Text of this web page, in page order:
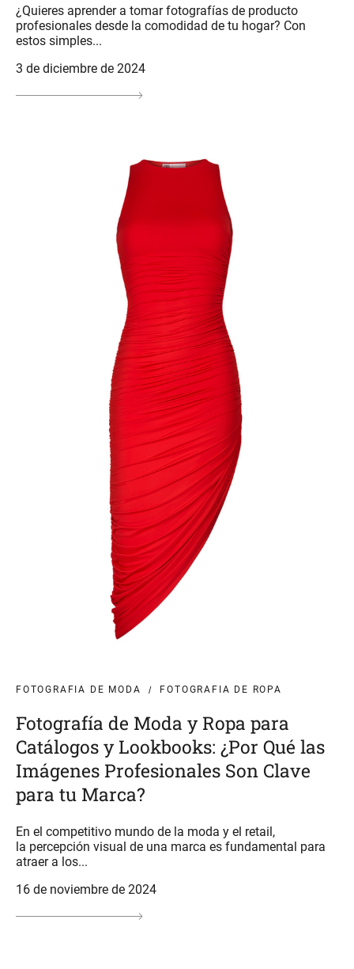
¿Quieres aprender a tomar fotografías de producto
profesionales desde la comodidad de tu hogar? Con
estos simples...
3 de diciembre de 2024
FOTOGRAFIA DE MODA FOTOGRAFIA DE ROPA
Fotografía de Moda y Ropa para
Catálogos y Lookbooks: ¿Por Qué las
Imágenes Profesionales Son Clave
para tu Marca?
En el competitivo mundo de la moda y el retail,
la percepción visual de una marca es fundamental para
atraer a los...
16 de noviembre de 2024